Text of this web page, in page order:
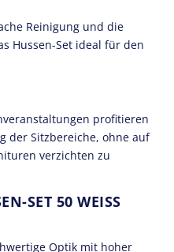
Reinigung und die
Hussen-Set ideal für den
profitieren
der Sitzbereiche, ohne auf
verzichten zu
SET 50 WEISS E
Optik mit hoher